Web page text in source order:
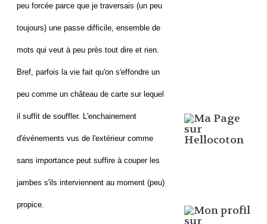
peu forcée parce que je traversais (un peu
toujours) une passe difficile, ensemble de
mots qui veut à peu près tout dire et rien.
Bref, parfois la vie fait qu'on s'effondre un
peu comme un château de carte sur lequel
il suffit de souffler. L'enchainement
d'événements vus de l'extérieur comme
sans importance peut suffire à couper les
jambes s'ils interviennent au moment (peu)
propice.